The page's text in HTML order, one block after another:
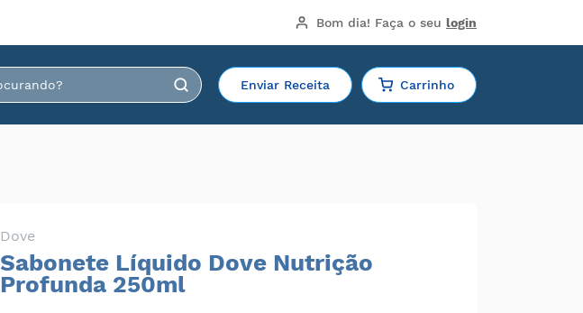
Bom dia! Faça o seu login
Enviar Receita Carrinho
Dove
Sabonete Líquido Dove Nutrição
Profunda 250ml